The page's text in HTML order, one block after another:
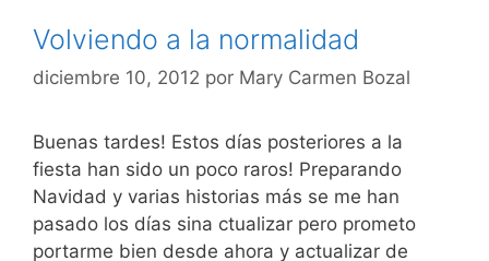
Volviendo a la normalidad
diciembre 10, 2012 por Mary Carmen Bozal
Buenas tardes! Estos días posteriores a la
fiesta han sido un poco raros! Preparando
Navidad y varias historias más se me han
pasado los días sina ctualizar pero prometo
portarme bien desde ahora y actualizar de